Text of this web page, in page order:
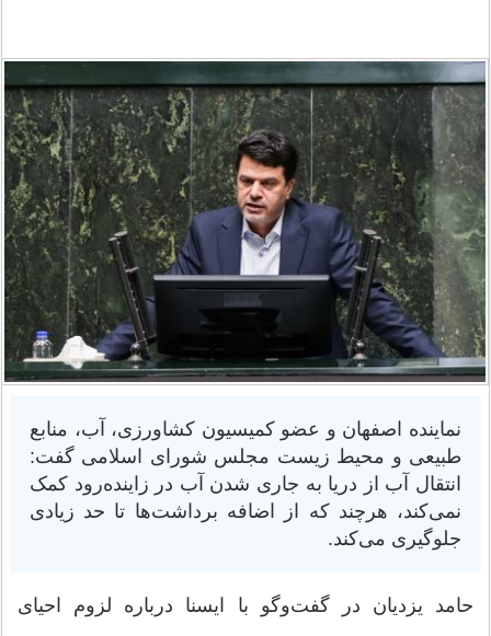
نماینده اصفهان و عضو کمیسیون کشاورزی، آب، منابع
طبیعی و محیط زیست مجلس شورای اسلامی گفت:
انتقال آب از دریا به جاری شدن آب در زاینده‌رود کمک
نمی‌کند، هرچند که از اضافه برداشت‌ها تا حد زیادی
جلوگیری می‌کند.
حامد یزدیان در گفت‌وگو با ایسنا درباره لزوم احیای